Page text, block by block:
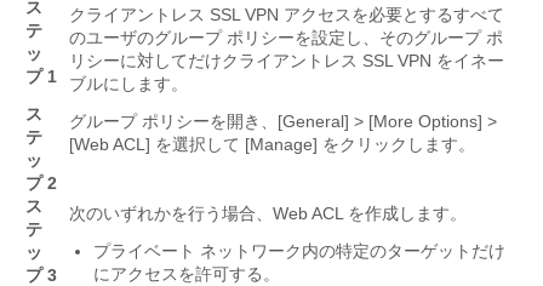
ス
テ
ッ
プ 1
クライアントレス SSL VPN アクセスを必要とするすべて
のユーザのグループ ポリシーを設定し、そのグループ ポ
リシーに対してだけクライアントレス SSL VPN をイネー
ブルにします。
ス
テ
ッ
プ 2
グループ ポリシーを開き、[General] > [More Options] >
[Web ACL] を選択して [Manage] をクリックします。
ス
テ
ッ
プ 3
次のいずれかを行う場合、Web ACL を作成します。
プライベート ネットワーク内の特定のターゲットだけ
にアクセスを許可する。